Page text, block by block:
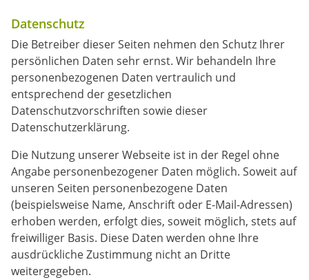
Datenschutz
Die Betreiber dieser Seiten nehmen den Schutz Ihrer
persönlichen Daten sehr ernst. Wir behandeln Ihre
personenbezogenen Daten vertraulich und
entsprechend der gesetzlichen
Datenschutzvorschriften sowie dieser
Datenschutzerklärung.
Die Nutzung unserer Webseite ist in der Regel ohne
Angabe personenbezogener Daten möglich. Soweit auf
unseren Seiten personenbezogene Daten
(beispielsweise Name, Anschrift oder E-Mail-Adressen)
erhoben werden, erfolgt dies, soweit möglich, stets auf
freiwilliger Basis. Diese Daten werden ohne Ihre
ausdrückliche Zustimmung nicht an Dritte
weitergegeben.